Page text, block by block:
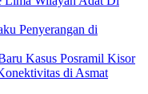
Penyerangan di
Kasus Posramil Kisor
di Asmat